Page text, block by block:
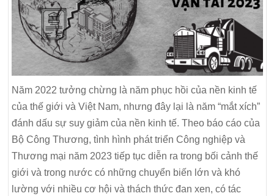
Năm 2022 tưởng chừng là năm phục hồi của nền kinh tế
của thế giới và Việt Nam, nhưng đây lại là năm “mắt xích”
đánh dấu sự suy giảm của nền kinh tế. Theo báo cáo của
Bộ Công Thương, tình hình phát triển Công nghiệp và
Thương mại năm 2023 tiếp tục diễn ra trong bối cảnh thế
giới và trong nước có những chuyển biến lớn và khó
lường với nhiều cơ hội và thách thức đan xen, có tác